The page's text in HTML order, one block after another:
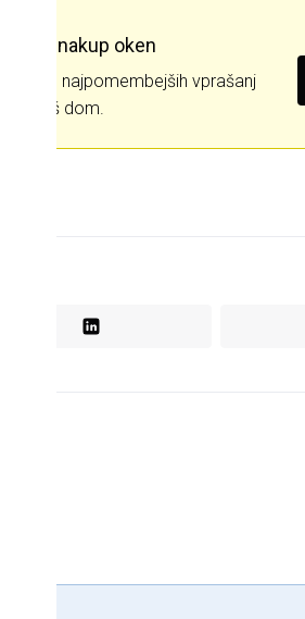
nakup oken
na 11 najpomembejših vprašanj
za vaš dom.